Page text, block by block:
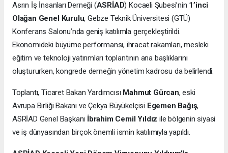
Asrın İş İnsanları Derneği (ASRİAD) Kocaeli Şubesi’nin 1’inci
Olağan Genel Kurulu, Gebze Teknik Üniversitesi (GTÜ)
Konferans Salonu’nda geniş katılımla gerçekleştirildi.
Ekonomideki büyüme performansı, ihracat rakamları, mesleki
eğitim ve teknoloji yatırımları toplantının ana başlıklarını
oluştururken, kongrede derneğin yönetim kadrosu da belirlendi.
Toplantı, Ticaret Bakan Yardımcısı Mahmut Gürcan, eski
Avrupa Birliği Bakanı ve Çekya Büyükelçisi Egemen Bağış,
ASRİAD Genel Başkanı İbrahim Cemil Yıldız ile bölgenin siyasi
ve iş dünyasından birçok önemli ismin katılımıyla yapıldı.